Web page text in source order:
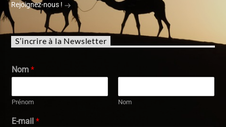
Rejoignez-nous !
S’incrire à la Newsletter
Nom*
Prénom Nom
E-mail*